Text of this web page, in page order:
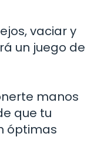
vaciar y
un juego de
manos
que tu
óptimas